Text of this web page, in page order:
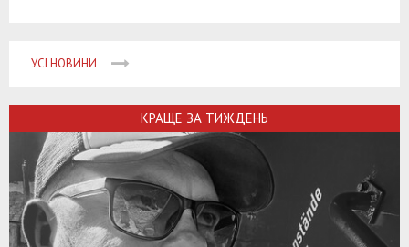
УСІ НОВИНИ
КРАЩЕ ЗА ТИЖДЕНЬ